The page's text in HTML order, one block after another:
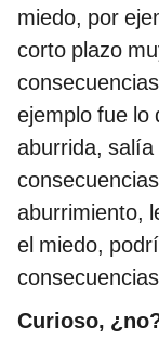
miedo, por
corto plazo
ejemplo fue lo
aburrida,
aburrimiento,
el miedo,
Curioso,